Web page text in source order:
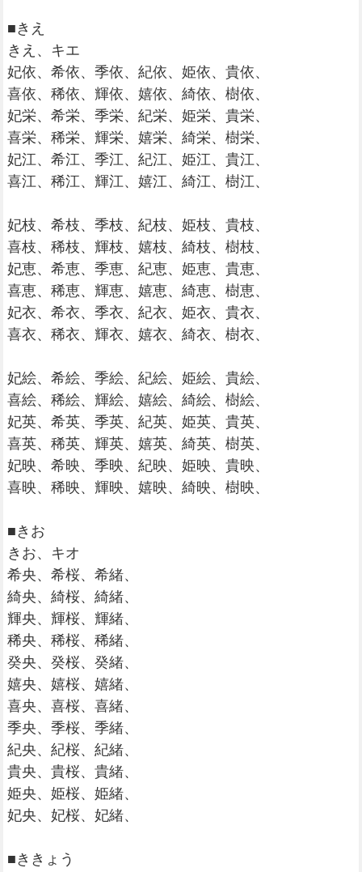
■きえ
きえ、キエ
妃依、希依、季依、紀依、姫依、貴依、
喜依、稀依、輝依、嬉依、綺依、樹依、
妃栄、希栄、季栄、紀栄、姫栄、貴栄、
喜栄、稀栄、輝栄、嬉栄、綺栄、樹栄、
妃江、希江、季江、紀江、姫江、貴江、
喜江、稀江、輝江、嬉江、綺江、樹江、
妃枝、希枝、季枝、紀枝、姫枝、貴枝、
喜枝、稀枝、輝枝、嬉枝、綺枝、樹枝、
妃恵、希恵、季恵、紀恵、姫恵、貴恵、
喜恵、稀恵、輝恵、嬉恵、綺恵、樹恵、
妃衣、希衣、季衣、紀衣、姫衣、貴衣、
喜衣、稀衣、輝衣、嬉衣、綺衣、樹衣、
妃絵、希絵、季絵、紀絵、姫絵、貴絵、
喜絵、稀絵、輝絵、嬉絵、綺絵、樹絵、
妃英、希英、季英、紀英、姫英、貴英、
喜英、稀英、輝英、嬉英、綺英、樹英、
妃映、希映、季映、紀映、姫映、貴映、
喜映、稀映、輝映、嬉映、綺映、樹映、
■きお
きお、キオ
希央、希桜、希緒、
綺央、綺桜、綺緒、
輝央、輝桜、輝緒、
稀央、稀桜、稀緒、
癸央、癸桜、癸緒、
嬉央、嬉桜、嬉緒、
喜央、喜桜、喜緒、
季央、季桜、季緒、
紀央、紀桜、紀緒、
貴央、貴桜、貴緒、
姫央、姫桜、姫緒、
妃央、妃桜、妃緒、
■ききょう